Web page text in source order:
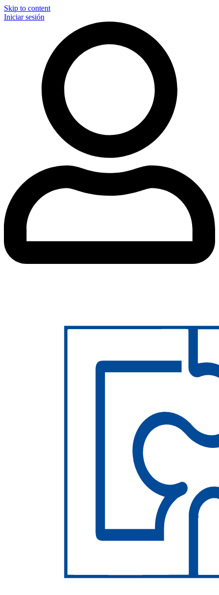
Skip to content
Iniciar sesión